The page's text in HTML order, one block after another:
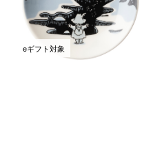
eギフト対象